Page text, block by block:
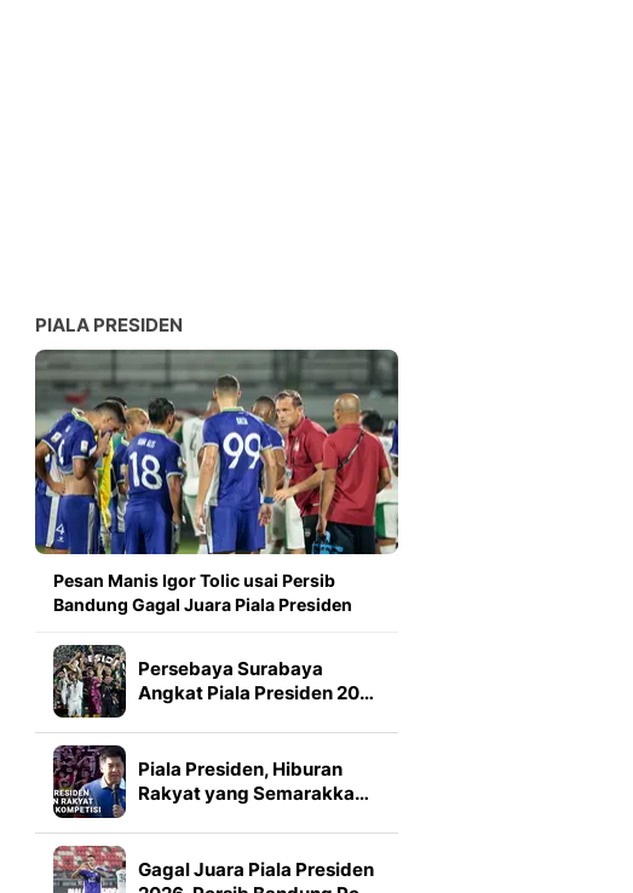
PIALA PRESIDEN
Pesan Manis Igor Tolic usai Persib
Bandung Gagal Juara Piala Presiden
Persebaya Surabaya
Angkat Piala Presiden 20…
Piala Presiden, Hiburan
Rakyat yang Semarakka…
Gagal Juara Piala Presiden